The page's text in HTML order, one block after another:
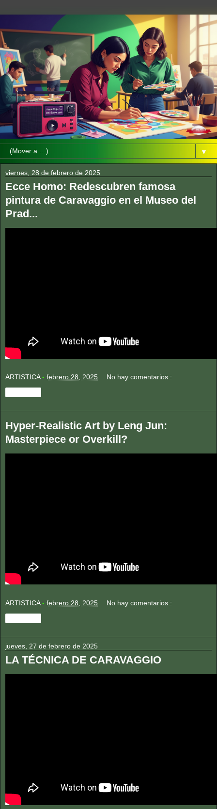
▼
viernes, 28 de febrero de 2025
Ecce Homo: Redescubren famosa
pintura de Caravaggio en el Museo del
Prad...
ARTISTICA - febrero 28, 2025 No hay comentarios.:
Hyper-Realistic Art by Leng Jun:
Masterpiece or Overkill?
ARTISTICA - febrero 28, 2025 No hay comentarios.:
jueves, 27 de febrero de 2025
LA TÉCNICA DE CARAVAGGIO